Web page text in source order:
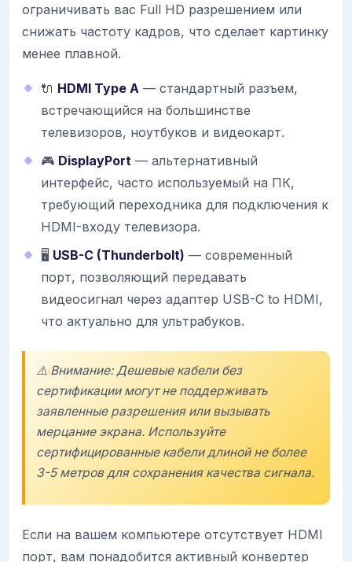
ограничивать вас Full HD разрешением или
снижать частоту кадров, что сделает картинку
менее плавной.
🔌 HDMI Type A — стандартный разъем,
встречающийся на большинстве
телевизоров, ноутбуков и видеокарт.
🎮 DisplayPort — альтернативный
интерфейс, часто используемый на ПК,
требующий переходника для подключения к
HDMI-входу телевизора.
🖥️ USB-C (Thunderbolt) — современный
порт, позволяющий передавать
видеосигнал через адаптер USB-C to HDMI,
что актуально для ультрабуков.
⚠️ Внимание: Дешевые кабели без
сертификации могут не поддерживать
заявленные разрешения или вызывать
мерцание экрана. Используйте
сертифицированные кабели длиной не более
3-5 метров для сохранения качества сигнала.
Если на вашем компьютере отсутствует HDMI
порт, вам понадобится активный конвертер